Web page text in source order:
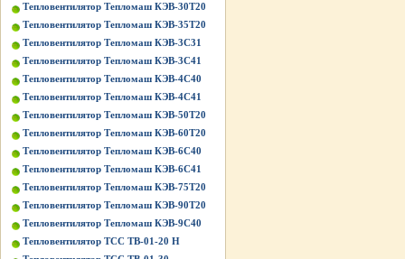
Тепловентилятор Тепломаш КЭВ-30Т20
Тепловентилятор Тепломаш КЭВ-35Т20
Тепловентилятор Тепломаш КЭВ-3С31
Тепловентилятор Тепломаш КЭВ-3С41
Тепловентилятор Тепломаш КЭВ-4С40
Тепловентилятор Тепломаш КЭВ-4С41
Тепловентилятор Тепломаш КЭВ-50Т20
Тепловентилятор Тепломаш КЭВ-60Т20
Тепловентилятор Тепломаш КЭВ-6С40
Тепловентилятор Тепломаш КЭВ-6С41
Тепловентилятор Тепломаш КЭВ-75Т20
Тепловентилятор Тепломаш КЭВ-90Т20
Тепловентилятор Тепломаш КЭВ-9С40
Тепловентилятор ТСС ТВ-01-20 Н